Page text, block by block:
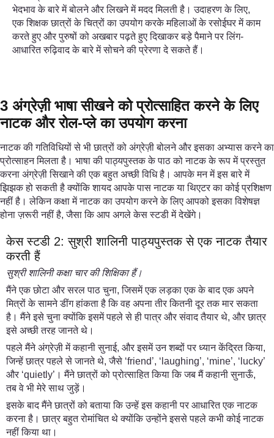
भेदभाव के बारे में बोलने और लिखने में मदद मिलती है। उदाहरण के लिए,
एक शिक्षक छात्रों के चित्रों का उपयोग करके महिलाओं के रसोईघर में काम
करते हुए और पुरुषों को अखबार पढ़ते हुए दिखाकर बड़े पैमाने पर लिंग-
आधारित रुढ़िवाद के बारे में सोचने की प्रेरणा दे सकते हैं।
3 अंग्रेज़ी भाषा सीखने को प्रोत्साहित करने के लिए
नाटक और रोल-प्ले का उपयोग करना
नाटक की गतिविधियों से भी छात्रों को अंग्रेज़ी बोलने और इसका अभ्यास करने का
प्रोत्साहन मिलता है। भाषा की पाठ्यपुस्तक के पाठ को नाटक के रूप में प्रस्तुत
करना अंग्रेज़ी सिखाने की एक बहुत अच्छी विधि है। आपके मन में इस बारे में
झिझक हो सकती है क्योंकि शायद आपके पास नाटक या थिएटर का कोई प्रशिक्षण
नहीं है। लेकिन कक्षा में नाटक का उपयोग करने के लिए आपको इसका विशेषज्ञ
होना ज़रूरी नहीं है, जैसा कि आप अगले केस स्टडी में देखेंगे।
केस स्टडी 2: सुश्री शालिनी पाठ्यपुस्तक से एक नाटक तैयार
करती हैं
सुश्री शालिनी कक्षा चार की शिक्षिका हैं।
मैंने एक छोटा और सरल पाठ चुना, जिसमें एक लड़का एक के बाद एक अपने
मित्रों के सामने डींग हांकता है कि वह अपना तीर कितनी दूर तक मार सकता
है। मैंने इसे चुना क्योंकि इसमें पहले से ही पात्र और संवाद तैयार थे, और छात्र
इसे अच्छी तरह जानते थे।
पहले मैंने अंग्रेज़ी में कहानी सुनाई, और इसमें उन शब्दों पर ध्यान केंद्रित किया,
जिन्हें छात्र पहले से जानते थे, जैसे ‘friend’, ‘laughing’, ‘mine’, ‘lucky’
और ‘quietly’। मैंने छात्रों को प्रोत्साहित किया कि जब मैं कहानी सुनाऊँ,
तब वे भी मेरे साथ जुड़ें।
इसके बाद मैंने छात्रों को बताया कि उन्हें इस कहानी पर आधारित एक नाटक
करना है। छात्र बहुत रोमांचित थे क्योंकि उन्होंने इससे पहले कभी कोई नाटक
नहीं किया था।